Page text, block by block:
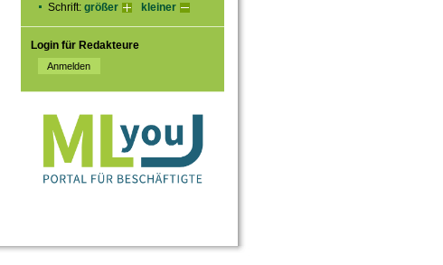
Schrift: größer kleiner
Login für Redakteure